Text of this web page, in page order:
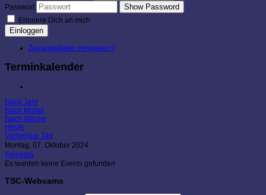
Passwort
Show Password
Erinnere Dich an mich
Einloggen
Zugangsdaten vergessen?
Terminkalender
Nach Jahr
Nach Monat
Nach Woche
Heute
Vorheriger Tag
Montag, 07. Oktober 2024
Folgetag
Es wurden keine Events gefunden
TSC-Webcams